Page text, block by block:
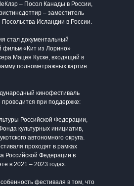
– Посол Канады в России,
– заместитель
Исландии в России.
стал документальный
фильм «Кит из Лорино»
Мацея Куске, входящий в
полнометражных картин
кинофестиваль
при поддержке:
Российской Федерации,
культурных инициатив,
автономного округа.
проходят в рамках
Российской Федерации в
в 2021 – 2023 годах.
фестиваля в том, что